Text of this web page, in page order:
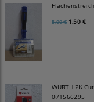
5,00 € 1,50 €
WÜRTH 2K
071566295